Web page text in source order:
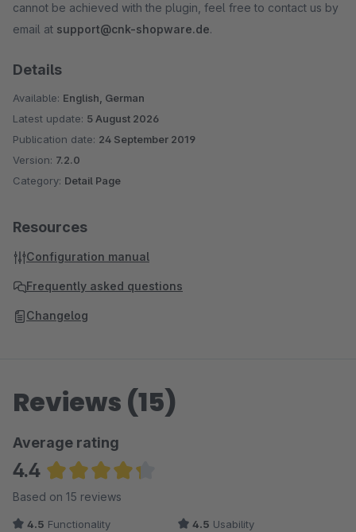
cannot be achieved with the plugin, feel free to contact us by
email at support@cnk-shopware.de.
Details
Available: English, German
Latest update: 5 August 2026
Publication date: 24 September 2019
Version: 7.2.0
Category: Detail Page
Resources
Configuration manual
Frequently asked questions
Changelog
Reviews (15)
Average rating
4.4
Average rating of 4.37 out of 5 stars
Based on 15 reviews
4.5 Functionality 4.5 Usability